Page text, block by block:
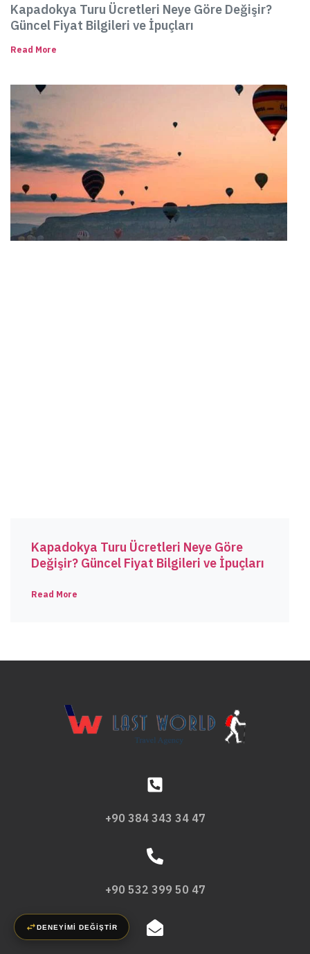
Kapadokya Turu Ücretleri Neye Göre Değişir?
Güncel Fiyat Bilgileri ve İpuçları
Read More
Kapadokya Turu Ücretleri Neye Göre
Değişir? Güncel Fiyat Bilgileri ve İpuçları
Read More
+90 384 343 34 47
+90 532 399 50 47
DENEYİMİ DEĞİŞTİR